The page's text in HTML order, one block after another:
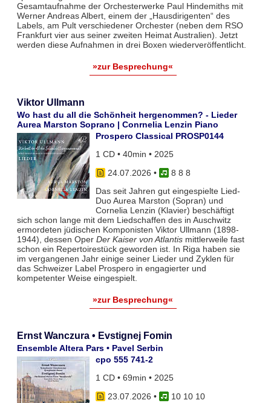
Gesamtaufnahme der Orchesterwerke Paul Hindemiths mit
Werner Andreas Albert, einem der „Hausdirigenten“ des
Labels, am Pult verschiedener Orchester (neben dem RSO
Frankfurt vier aus seiner zweiten Heimat Australien). Jetzt
werden diese Aufnahmen in drei Boxen wiederveröffentlicht.
»zur Besprechung«
Viktor Ullmann
Wo hast du all die Schönheit hergenommen? - Lieder
Aurea Marston Soprano | Conrnelia Lenzin Piano
Prospero Classical PROSP0144
1 CD • 40min • 2025
24.07.2026 •
8 8 8
Das seit Jahren gut eingespielte Lied-
Duo Aurea Marston (Sopran) und
Cornelia Lenzin (Klavier) beschäftigt
sich schon lange mit dem Liedschaffen des in Auschwitz
ermordeten jüdischen Komponisten Viktor Ullmann (1898-
1944), dessen Oper Der Kaiser von Atlantismittlerweile fast
schon ein Repertoirestück geworden ist. In Riga haben sie
im vergangenen Jahr einige seiner Lieder und Zyklen für
das Schweizer Label Prospero in engagierter und
kompetenter Weise eingespielt.
»zur Besprechung«
Ernst Wanczura • Evstignej Fomin
Ensemble Altera Pars • Pavel Serbin
cpo 555 741-2
1 CD • 69min • 2025
23.07.2026 •
10 10 10